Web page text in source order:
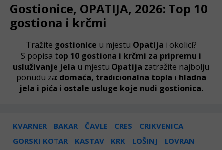
Gostionice, OPATIJA, 2026: Top 10
gostiona i krčmi
Tražite gostionice u mjestu Opatija i okolici?
S popisa top 10 gostiona i krčmi za pripremu i
usluživanje jela u mjestu Opatija zatražite najbolju
ponudu za: domaća, tradicionalna topla i hladna
jela i pića i ostale usluge koje nudi gostionica.
KVARNER BAKAR ČAVLE CRES
CRIKVENICA
GORSKI KOTAR
KASTAV KRK LOŠINJ
LOVRAN